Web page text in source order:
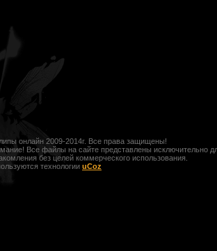
онлайн 2009-2014г. Все права защищены!
Все файлы на сайте представлены исключительно
без целей коммерческого использования.
технологии uCoz